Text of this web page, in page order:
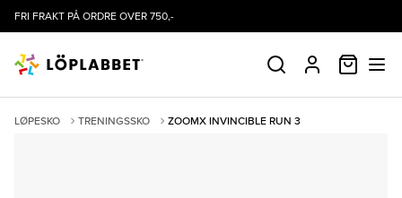
FRI FRAKT PÅ ORDRE OVER 750,-
SØK PROFIL
LØPESKO TRENINGSSKO ZOOMX INVINCIBLE RUN 3